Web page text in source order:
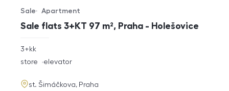
Sale flats 3+KT 97 m², Praha - Holešovice
Offer type
Sale
Property type
Apartment
rozměry
disposition
3+kk
funkce
store elevator
adresa
st. Šimáčkova, Praha